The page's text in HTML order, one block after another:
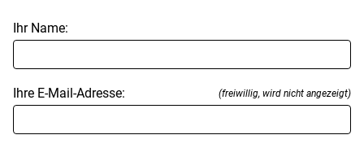
Ihr Name:
Ihre E-Mail-Adresse: (freiwillig, wird nicht angezeigt)